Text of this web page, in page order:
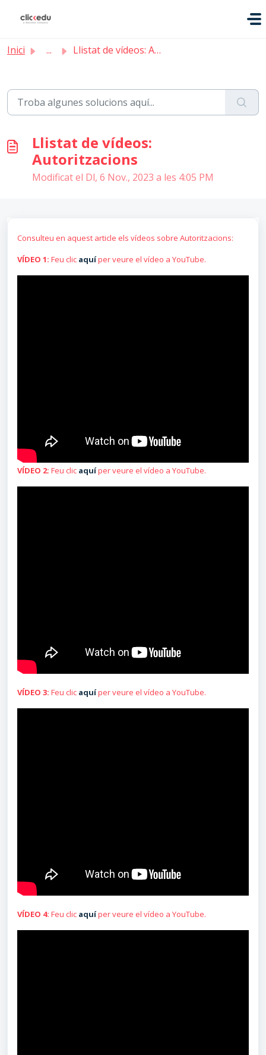
Inici ... Llistat de vídeos: Autoritzacions
Llistat de vídeos:
Autoritzacions
Modificat el Dl, 6 Nov., 2023 a les 4:05 PM
Consulteu en aquest article els vídeos sobre Autoritzacions:
VÍDEO 1: Feu clic aquíper veure el vídeo a YouTube.
VÍDEO 2: Feu clic aquíper veure el vídeo a YouTube.
VÍDEO 3: Feu clic aquíper veure el vídeo a YouTube.
VÍDEO 4: Feu clic aquíper veure el vídeo a YouTube.